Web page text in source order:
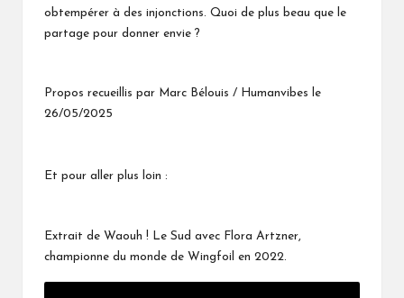
obtempérer à des injonctions. Quoi de plus beau que le
partage pour donner envie ?
Propos recueillis par Marc Bélouis / Humanvibes le
26/05/2025
Et pour aller plus loin :
Extrait de Waouh ! Le Sud avec Flora Artzner,
championne du monde de Wingfoil en 2022.